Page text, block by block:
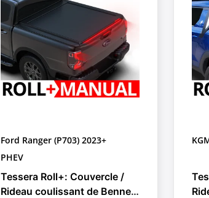
Ford Ranger (P703) 2023+
PHEV
Tessera Roll+: Couvercle /
Rideau coulissant de Benne